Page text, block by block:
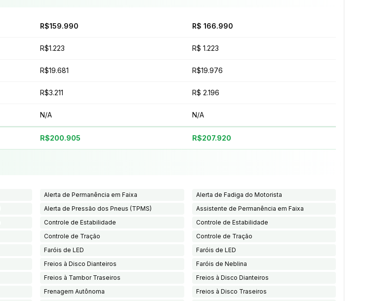
R$159.990 R$ 166.990
R$1.223 R$ 1.223
R$19.681 R$19.976
R$3.211 R$ 2.196
N/A N/A
R$200.905 R$207.920
Alerta de Permanência em Faixa
Alerta de Pressão dos Pneus (TPMS)
Controle de Estabilidade
Controle de Tração
Faróis de LED
Freios à Disco Dianteiros
Freios à Tambor Traseiros
Frenagem Autônoma
Alerta de Fadiga do Motorista
Assistente de Permanência em Faixa
Controle de Estabilidade
Controle de Tração
Faróis de LED
Faróis de Neblina
Freios à Disco Dianteiros
Freios à Disco Traseiros